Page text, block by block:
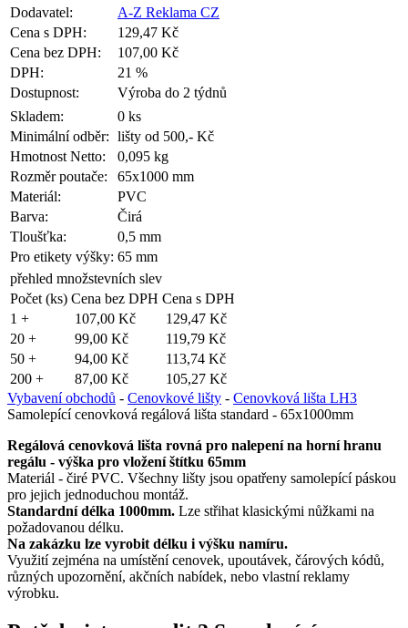
Dodavatel:
A-Z Reklama CZ
Cena s DPH:
129,47 Kč
Cena bez DPH:
107,00 Kč
DPH:
21 %
Dostupnost:
Výroba do 2 týdnů
Skladem:
0 ks
Minimální odběr: lišty od 500,- Kč
Hmotnost Netto:
0,095 kg
Rozměr poutače:
65x1000 mm
Materiál:
PVC
Barva:
Čirá
Tloušťka:
0,5 mm
Pro etikety výšky: 65 mm
přehled množstevních slev
Počet (ks) Cena bez DPH Cena s DPH
1 +
107,00 Kč
129,47 Kč
20 +
99,00 Kč
119,79 Kč
50 +
94,00 Kč
113,74 Kč
200 +
87,00 Kč
105,27 Kč
Vybavení obchodů - Cenovkové lišty - Cenovková lišta LH3
Samolepící cenovková regálová lišta standard - 65x1000mm
Regálová cenovková lišta rovná pro nalepení na horní hranu
regálu - výška pro vložení štítku 65mm
Materiál - čiré PVC. Všechny lišty jsou opatřeny samolepící páskou
pro jejich jednoduchou montáž.
Standardní délka 1000mm. Lze střihat klasickými nůžkami na
požadovanou délku.
Na zakázku lze vyrobit délku i výšku namíru.
Využití zejména na umístění cenovek, upoutávek, čárových kódů,
různých upozornění, akčních nabídek, nebo vlastní reklamy
výrobku.